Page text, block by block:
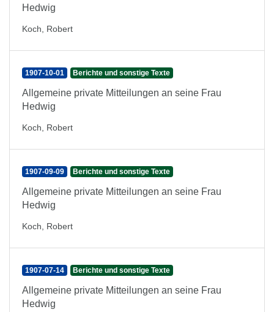
Hedwig
Koch, Robert
1907-10-01 Berichte und sonstige Texte
Allgemeine private Mitteilungen an seine Frau
Hedwig
Koch, Robert
1907-09-09 Berichte und sonstige Texte
Allgemeine private Mitteilungen an seine Frau
Hedwig
Koch, Robert
1907-07-14 Berichte und sonstige Texte
Allgemeine private Mitteilungen an seine Frau
Hedwig